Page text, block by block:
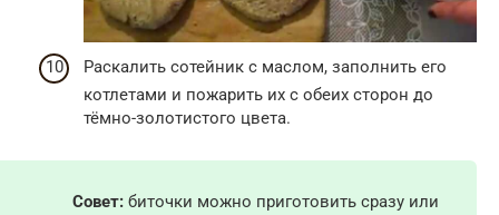
Раскалить сотейник с маслом, заполнить его
котлетами и пожарить их с обеих сторон до
тёмно-золотистого цвета.
Совет: биточки можно приготовить сразу или